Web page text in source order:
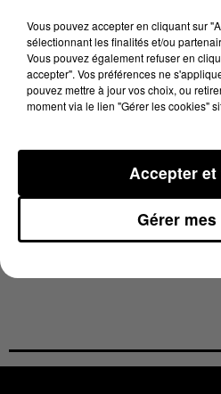
espagnol, Mariano Rajoy.
Dans les Pyrénées-
d’héberger et de cacher les
Aujourd’hui, une
Perpignan, à Théza, Canet ,
Si vous êtes intéressés,
consultables sur le site
Vous pouvez accepter en cliquant sur
sélectionnant les finalités et/ou
Vous pouvez également refuser en
accepter". Vos préférences ne
pouvez mettre à jour vos choix, ou
moment via le lien "Gérer les cookies"
Gérer
Accepter